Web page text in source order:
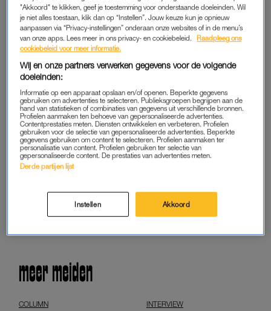
Lees LINDA.meiden online
Geen gedoe: iedere maand
opzegbaar
START GRATIS
MAAND
Daarna € 2,07 per maand
AL MEMBER? LOG IN
GOED ARTIKEL? DELEN MAAR.
meer meiden
COLUMN INTERVIEW
"Akkoord" te klikken, geef je toestemming voor onderstaande doeleinden. Wil
je niet alles toestaan, klik dan op “Instellen”. Jouw keuze kun je opnieuw
aanpassen via “Privacy-instellingen” onderaan onze websites of in de menu’s
van onze apps. Lees meer in ons privacy- en cookiebeleid.
Raadpleeg ons
cookiebeleid voor meer informatie.
Wij en onze partners verwerken gegevens voor de volgende
doeleinden:
Informatie op een apparaat opslaan en/of openen. Beperkte gegevens
gebruiken om advertenties te selecteren. Publieksgroepen begrijpen aan de
hand van statistieken of combinaties van gegevens uit verschillende bronnen.
Profielen aanmaken ten behoeve van gepersonaliseerde advertenties.
Contentprestaties meten. Diensten ontwikkelen en verbeteren. Profielen
gebruiken voor de selectie van gepersonaliseerde advertenties. Beperkte
gegevens gebruiken om content te selecteren. Profielen aanmaken ter
personalisatie van content. Profielen gebruiken ter selectie van
gepersonaliseerde content. De prestaties van advertenties meten.
Derde partijen lijst
Instellen Akkoord